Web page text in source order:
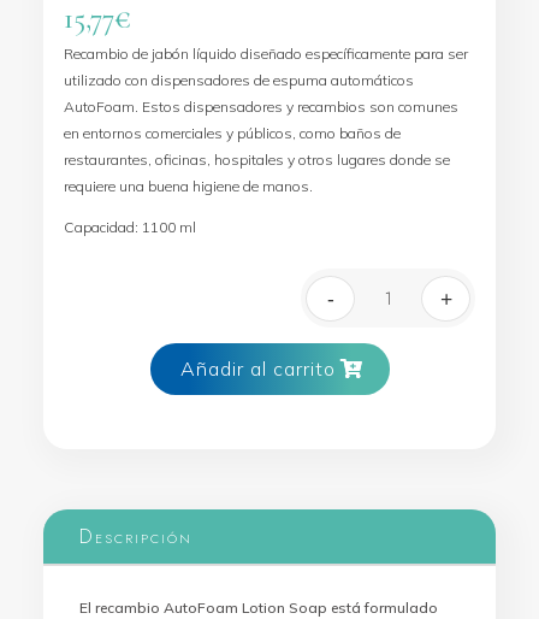
15,77€
Recambio de jabón líquido diseñado específicamente para ser
utilizado con dispensadores de espuma automáticos
AutoFoam. Estos dispensadores y recambios son comunes
en entornos comerciales y públicos, como baños de
restaurantes, oficinas, hospitales y otros lugares donde se
requiere una buena higiene de manos.
Capacidad: 1100 ml
Recambio
- +
Añadir al carrito
Descripción
El recambio AutoFoam Lotion Soap está formulado